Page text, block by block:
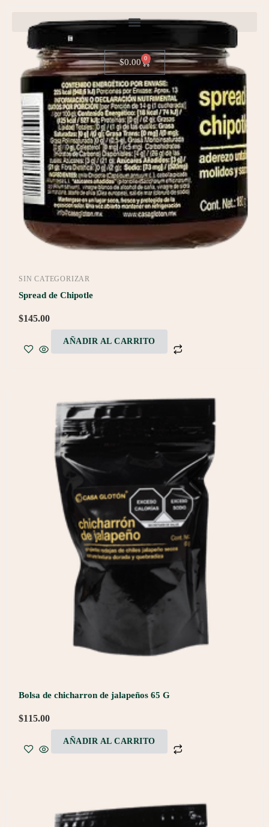
$0.00 0
SIN CATEGORIZAR
Spread de Chipotle
$145.00
AÑADIR AL CARRITO
Bolsa de chicharron de jalapeños 65 G
$115.00
AÑADIR AL CARRITO